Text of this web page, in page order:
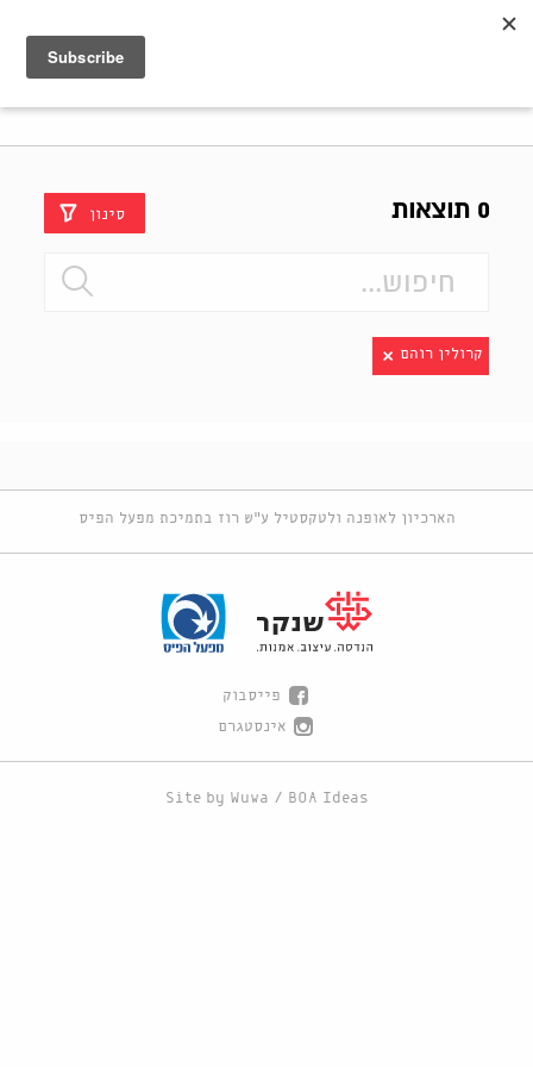
0 תוצאות סינון
קרולין רוהם
הארכיון לאופנה ולטקסטיל ע"ש רוז בתמיכת מפעל הפיס
פייסבוק
אינסטגרם
Site by Wuwa / BOA Ideas